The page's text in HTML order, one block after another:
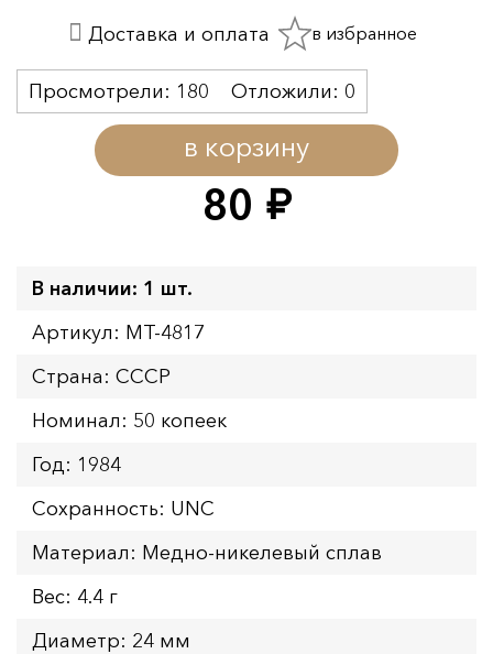
80 руб.
в корзину
Просмотрели: 180 Отложили: 0
Доставка и оплата в избранное
В наличии: 1 шт.
Артикул: MT-4817
Страна: СССР
Номинал: 50 копеек
Год: 1984
Сохранность: UNC
Материал: Медно-никелевый сплав
Вес: 4.4 г
Диаметр: 24 мм